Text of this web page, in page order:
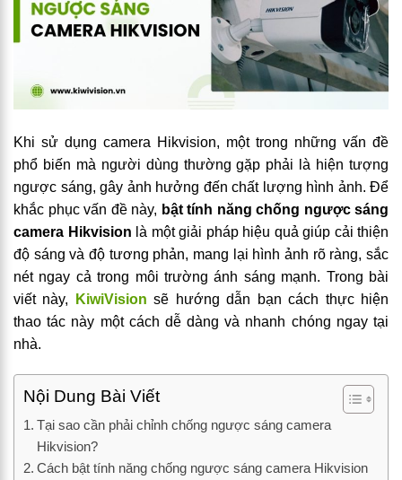
Khi sử dụng camera Hikvision, một trong những vấn đề
phổ biến mà người dùng thường gặp phải là hiện tượng
ngược sáng, gây ảnh hưởng đến chất lượng hình ảnh. Để
khắc phục vấn đề này, bật tính năng chống ngược sáng
camera Hikvision là một giải pháp hiệu quả giúp cải thiện
độ sáng và độ tương phản, mang lại hình ảnh rõ ràng, sắc
nét ngay cả trong môi trường ánh sáng mạnh. Trong bài
viết này,
KiwiVision sẽ hướng dẫn bạn cách thực hiện
thao tác này một cách dễ dàng và nhanh chóng ngay tại
nhà.
Nội Dung Bài Viết
Tại sao cần phải chỉnh chống ngược sáng camera
Hikvision?
Cách bật tính năng chống ngược sáng camera Hikvision